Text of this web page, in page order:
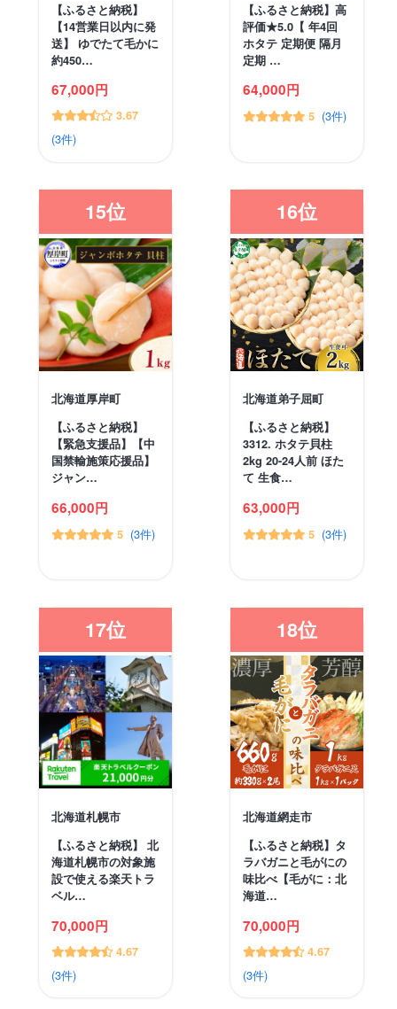
【ふるさと納税】
【14営業日以内に発
送】 ゆでたて毛かに
約450…
67,000円
3.67
(3件)
【ふるさと納税】高
評価★5.0【 年4回
ホタテ 定期便 隔月
定期 …
64,000円
5 (3件)
15位
北海道厚岸町
【ふるさと納税】
【緊急支援品】【中
国禁輸施策応援品】
ジャン…
66,000円
5 (3件)
16位
北海道弟子屈町
【ふるさと納税】
3312. ホタテ貝柱
2kg 20-24人前 ほた
て 生食…
63,000円
5 (3件)
17位
北海道札幌市
【ふるさと納税】 北
海道札幌市の対象施
設で使える楽天トラ
ベル…
70,000円
4.67
(3件)
18位
北海道網走市
【ふるさと納税】タ
ラバガニと毛がにの
味比べ【毛がに：北
海道…
70,000円
4.67
(3件)